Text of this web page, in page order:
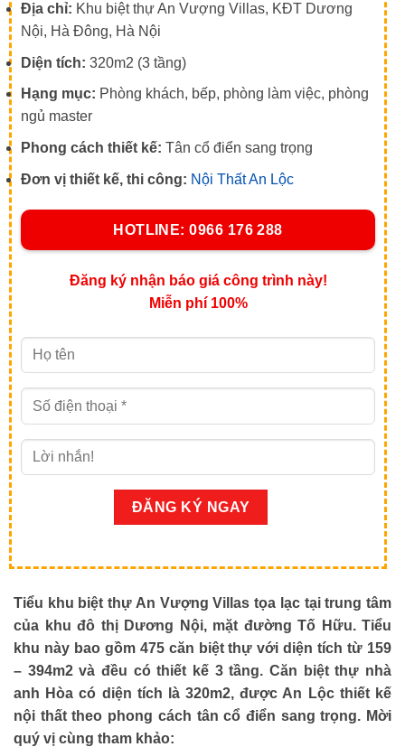
Địa chỉ: Khu biệt thự An Vượng Villas, KĐT Dương
Nội, Hà Đông, Hà Nội
Diện tích: 320m2 (3 tầng)
Hạng mục: Phòng khách, bếp, phòng làm việc, phòng
ngủ master
Phong cách thiết kế: Tân cổ điển sang trọng
Đơn vị thiết kế, thi công: Nội Thất An Lộc
HOTLINE: 0966 176 288
Đăng ký nhận báo giá công trình này!
Miễn phí 100%
Tiểu khu biệt thự An Vượng Villas tọa lạc tại trung tâm
của khu đô thị Dương Nội, mặt đường Tố Hữu. Tiểu
khu này bao gồm 475 căn biệt thự với diện tích từ 159
– 394m2 và đều có thiết kế 3 tầng. Căn biệt thự nhà
anh Hòa có diện tích là 320m2, được An Lộc thiết kế
nội thất theo phong cách tân cổ điển sang trọng. Mời
quý vị cùng tham khảo: